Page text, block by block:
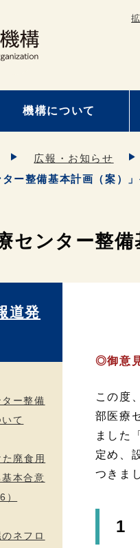
機構について
広報・お知らせ
ター整備基本計画（案）
センター整
◎御意
この度
部医療
ました
定め、
つきま
1
道発
ター整備
て
廃食用
本合意
ネフロ